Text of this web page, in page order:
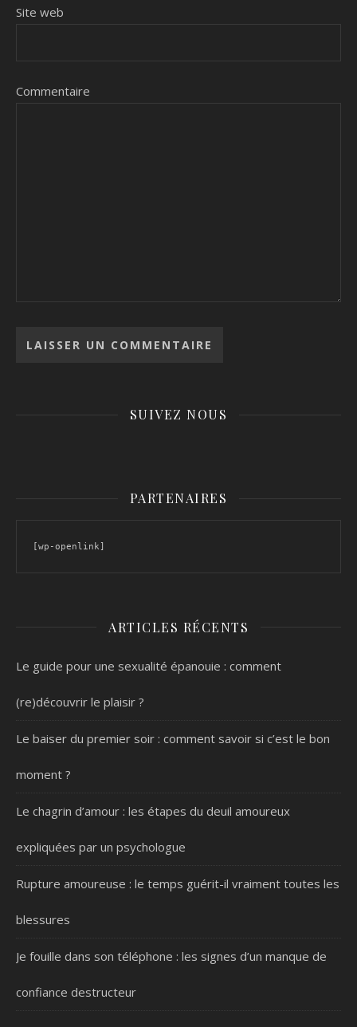
Site web
Commentaire
SUIVEZ NOUS
PARTENAIRES
[wp-openlink]
ARTICLES RÉCENTS
Le guide pour une sexualité épanouie : comment
(re)découvrir le plaisir ?
Le baiser du premier soir : comment savoir si c’est le bon
moment ?
Le chagrin d’amour : les étapes du deuil amoureux
expliquées par un psychologue
Rupture amoureuse : le temps guérit-il vraiment toutes les
blessures
Je fouille dans son téléphone : les signes d’un manque de
confiance destructeur